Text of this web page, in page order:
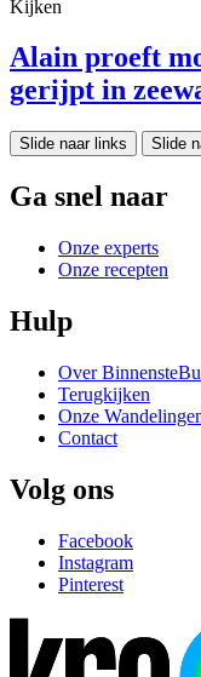
Kijken
Alain proeft
gerijpt in
Slide naar links Slide
Ga snel naar
Onze experts
Onze recepten
Hulp
Over
Terugkijken
Onze
Contact
Volg ons
Facebook
Instagram
Pinterest